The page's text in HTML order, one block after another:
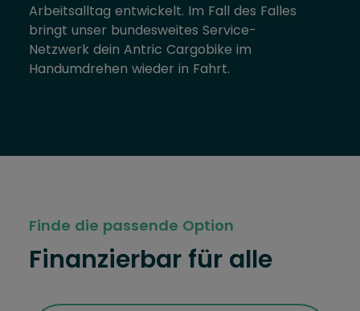
Arbeitsalltag entwickelt. Im Fall des Falles
bringt unser bundesweites Service-
Netzwerk dein Antric Cargobike im
Handumdrehen wieder in Fahrt.
Finde die passende Option
Finanzierbar für alle